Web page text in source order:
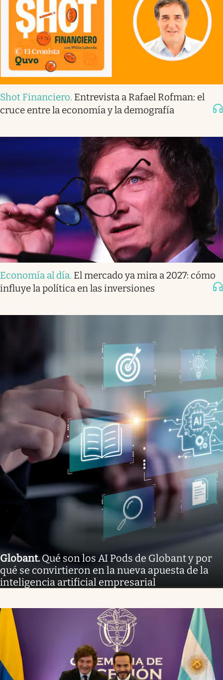
Shot Financiero. Entrevista a Rafael Rofman: el
cruce entre la economía y la demografía
Economía al día. El mercado ya mira a 2027: cómo
influye la política en las inversiones
Globant.Qué son los AI Pods de Globant y por
qué se convirtieron en la nueva apuesta de la
inteligencia artificial empresarial